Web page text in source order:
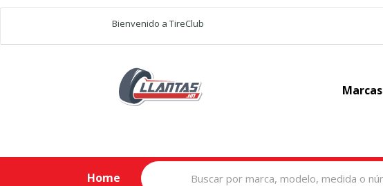
Bienvenido a TireClub
Marcas
Home
Search
for: